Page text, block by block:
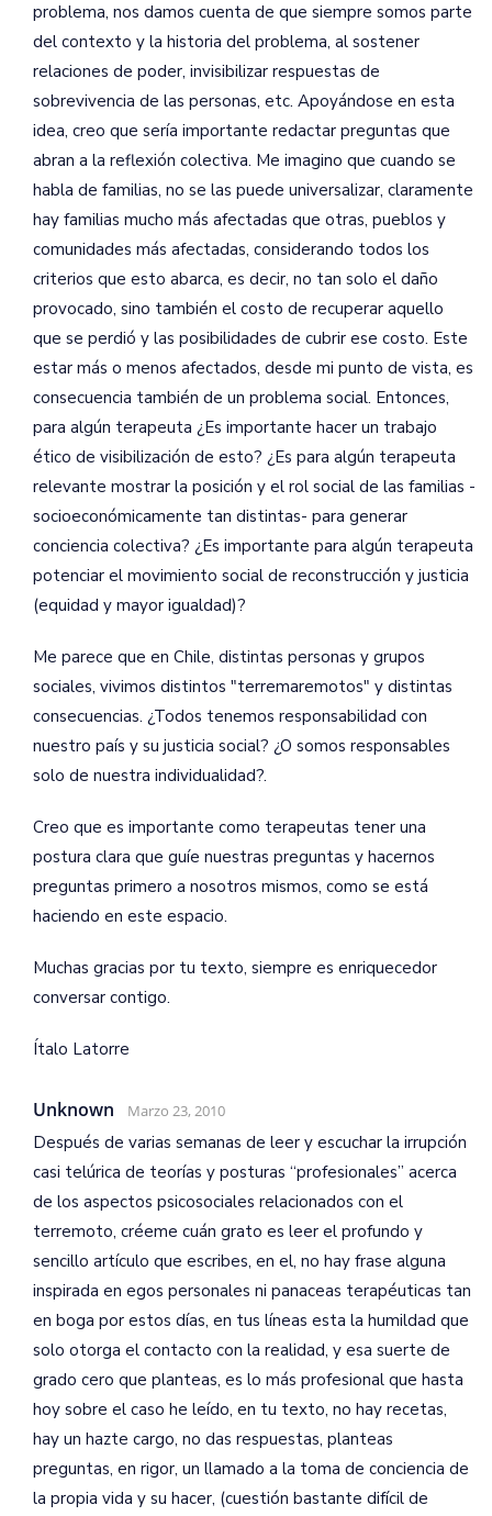
problema, nos damos cuenta de que siempre somos parte
del contexto y la historia del problema, al sostener
relaciones de poder, invisibilizar respuestas de
sobrevivencia de las personas, etc. Apoyándose en esta
idea, creo que sería importante redactar preguntas que
abran a la reflexión colectiva. Me imagino que cuando se
habla de familias, no se las puede universalizar, claramente
hay familias mucho más afectadas que otras, pueblos y
comunidades más afectadas, considerando todos los
criterios que esto abarca, es decir, no tan solo el daño
provocado, sino también el costo de recuperar aquello
que se perdió y las posibilidades de cubrir ese costo. Este
estar más o menos afectados, desde mi punto de vista, es
consecuencia también de un problema social. Entonces,
para algún terapeuta ¿Es importante hacer un trabajo
ético de visibilización de esto? ¿Es para algún terapeuta
relevante mostrar la posición y el rol social de las familias -
socioeconómicamente tan distintas- para generar
conciencia colectiva? ¿Es importante para algún terapeuta
potenciar el movimiento social de reconstrucción y justicia
(equidad y mayor igualdad)?
Me parece que en Chile, distintas personas y grupos
sociales, vivimos distintos "terremaremotos" y distintas
consecuencias. ¿Todos tenemos responsabilidad con
nuestro país y su justicia social? ¿O somos responsables
solo de nuestra individualidad?.
Creo que es importante como terapeutas tener una
postura clara que guíe nuestras preguntas y hacernos
preguntas primero a nosotros mismos, como se está
haciendo en este espacio.
Muchas gracias por tu texto, siempre es enriquecedor
conversar contigo.
Ítalo Latorre
Unknown Marzo 23, 2010
Después de varias semanas de leer y escuchar la irrupción
casi telúrica de teorías y posturas “profesionales” acerca
de los aspectos psicosociales relacionados con el
terremoto, créeme cuán grato es leer el profundo y
sencillo artículo que escribes, en el, no hay frase alguna
inspirada en egos personales ni panaceas terapéuticas tan
en boga por estos días, en tus líneas esta la humildad que
solo otorga el contacto con la realidad, y esa suerte de
grado cero que planteas, es lo más profesional que hasta
hoy sobre el caso he leído, en tu texto, no hay recetas,
hay un hazte cargo, no das respuestas, planteas
preguntas, en rigor, un llamado a la toma de conciencia de
la propia vida y su hacer, (cuestión bastante difícil de